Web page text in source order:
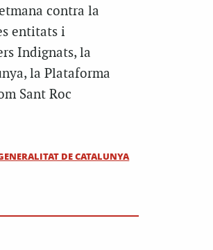
contra la
entitats i
Indignats, la
la Plataforma
Sant Roc
DE CATALUNYA